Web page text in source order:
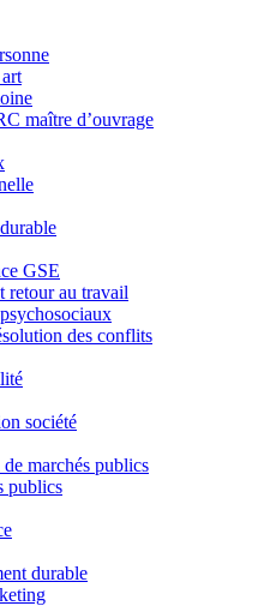
maître d’ouvrage
GSE
retour au travail
des conflits
société
marchés publics
publics
durable